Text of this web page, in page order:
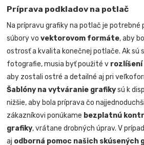
Príprava podkladov na potlač
Na prípravu grafiky na potlač je
súbory vovektorovom formáte, aby
ostrosť a kvalita konečnej potlače. Ak sú
fotografie, musia byť použité v rozlíšení
aby zostali ostré a detailné aj pri
Šablóny na vytváranie grafikysú k
nižšie, aby bola príprava čo
zákazníkovi ponúkame bezplatnú
grafiky, vrátane drobných úprav. V
aj odborná pomoc našich skúsených